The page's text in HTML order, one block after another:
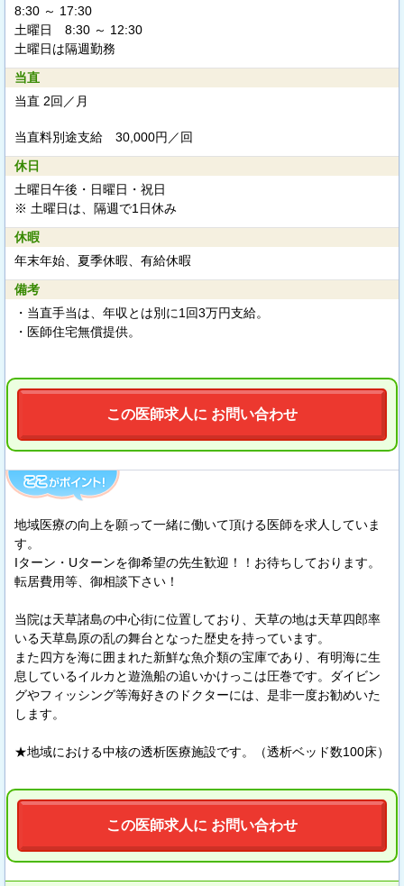
8:30 ～ 17:30
土曜日 8:30 ～ 12:30
土曜日は隔週勤務
当直
当直 2回／月
当直料別途支給
30,000円／回
休日
土曜日午後・日曜日・祝日
※ 土曜日は、隔週で1日休み
休暇
年末年始、夏季休暇、有給休暇
備考
・当直手当は、年収とは別に1回3万円支給。
・医師住宅無償提供。
この医師求人に お問い合わせ
地域医療の向上を願って一緒に働いて頂ける医師を求人していま
す。
Iターン・Uターンを御希望の先生歓迎！！お待ちしております。
転居費用等、御相談下さい！
当院は天草諸島の中心街に位置しており、天草の地は天草四郎率
いる天草島原の乱の舞台となった歴史を持っています。
また四方を海に囲まれた新鮮な魚介類の宝庫であり、有明海に生
息しているイルカと遊漁船の追いかけっこは圧巻です。ダイビン
グやフィッシング等海好きのドクターには、是非一度お勧めいた
します。
★地域における中核の透析医療施設です。（透析ベッド数100床）
この医師求人に お問い合わせ